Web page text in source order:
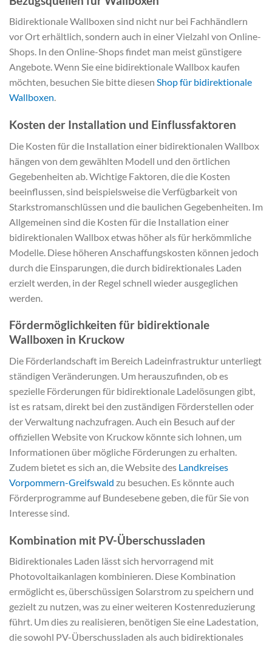
Bidirektionale Wallboxen sind nicht nur bei Fachhändlern
vor Ort erhältlich, sondern auch in einer Vielzahl von Online-
Shops. In den Online-Shops findet man meist günstigere
Angebote. Wenn Sie eine bidirektionale Wallbox kaufen
möchten, besuchen Sie bitte diesen Shop für bidirektionale
Wallboxen.
Kosten der Installation und Einflussfaktoren
Die Kosten für die Installation einer bidirektionalen Wallbox
hängen von dem gewählten Modell und den örtlichen
Gegebenheiten ab. Wichtige Faktoren, die die Kosten
beeinflussen, sind beispielsweise die Verfügbarkeit von
Starkstromanschlüssen und die baulichen Gegebenheiten. Im
Allgemeinen sind die Kosten für die Installation einer
bidirektionalen Wallbox etwas höher als für herkömmliche
Modelle. Diese höheren Anschaffungskosten können jedoch
durch die Einsparungen, die durch bidirektionales Laden
erzielt werden, in der Regel schnell wieder ausgeglichen
werden.
Fördermöglichkeiten für bidirektionale
Wallboxen in Kruckow
Die Förderlandschaft im Bereich Ladeinfrastruktur unterliegt
ständigen Veränderungen. Um herauszufinden, ob es
spezielle Förderungen für bidirektionale Ladelösungen gibt,
ist es ratsam, direkt bei den zuständigen Förderstellen oder
der Verwaltung nachzufragen. Auch ein Besuch auf der
offiziellen Website von Kruckow könnte sich lohnen, um
Informationen über mögliche Förderungen zu erhalten.
Zudem bietet es sich an, die Website des Landkreises
Vorpommern-Greifswald zu besuchen. Es könnte auch
Förderprogramme auf Bundesebene geben, die für Sie von
Interesse sind.
Kombination mit PV-Überschussladen
Bidirektionales Laden lässt sich hervorragend mit
Photovoltaikanlagen kombinieren. Diese Kombination
ermöglicht es, überschüssigen Solarstrom zu speichern und
gezielt zu nutzen, was zu einer weiteren Kostenreduzierung
führt. Um dies zu realisieren, benötigen Sie eine Ladestation,
die sowohl PV-Überschussladen als auch bidirektionales